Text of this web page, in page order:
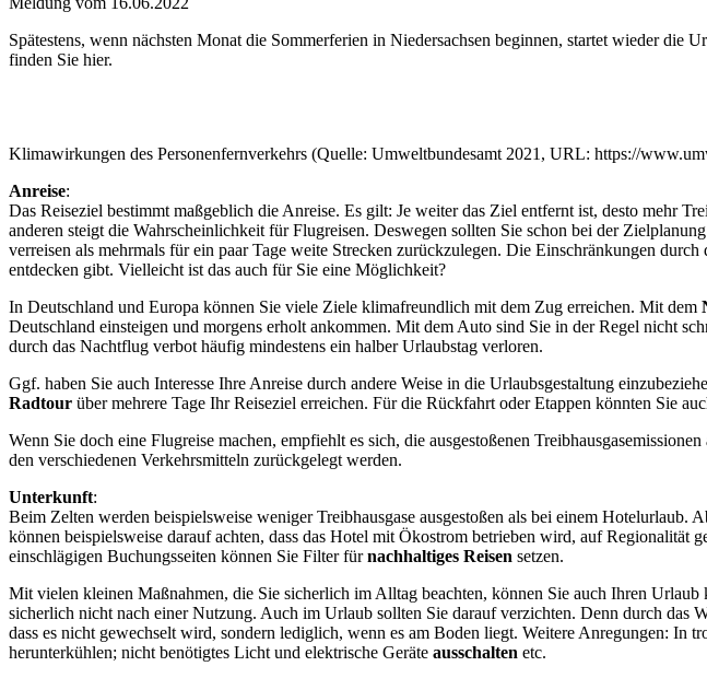
Spätestens, wenn nächsten Monat die Sommerferien in Niedersachsen beginnen, startet wieder
finden Sie hier.
Klimawirkungen des Personenfernverkehrs (Quelle: Umweltbundesamt 2021, URL: https://
Anreise:
Das Reiseziel bestimmt maßgeblich die Anreise. Es gilt: Je weiter das Ziel entfernt ist, desto mehr
anderen steigt die Wahrscheinlichkeit für Flugreisen. Deswegen sollten Sie schon bei der
verreisen als mehrmals für ein paar Tage weite Strecken zurückzulegen. Die Einschränkungen
entdecken gibt. Vielleicht ist das auch für Sie eine Möglichkeit?
In Deutschland und Europa können Sie viele Ziele klimafreundlich mit dem Zug erreichen. Mit dem
Deutschland einsteigen und morgens erholt ankommen. Mit dem Auto sind Sie in der Regel nicht
durch das Nachtflug verbot häufig mindestens ein halber Urlaubstag verloren.
Ggf. haben Sie auch Interesse Ihre Anreise durch andere Weise in die Urlaubsgestaltung
Radtour über mehrere Tage Ihr Reiseziel erreichen. Für die Rückfahrt oder Etappen könnten Sie
Wenn Sie doch eine Flugreise machen, empfiehlt es sich, die ausgestoßenen Treibhausgasemissionen
den verschiedenen Verkehrsmitteln zurückgelegt werden.
Unterkunft:
Beim Zelten werden beispielsweise weniger Treibhausgase ausgestoßen als bei einem
können beispielsweise darauf achten, dass das Hotel mit Ökostrom betrieben wird, auf
einschlägigen Buchungsseiten können Sie Filter fürnachhaltiges Reisen setzen.
Mit vielen kleinen Maßnahmen, die Sie sicherlich im Alltag beachten, können Sie auch Ihren
sicherlich nicht nach einer Nutzung. Auch im Urlaub sollten Sie darauf verzichten. Denn durch das
dass es nicht gewechselt wird, sondern lediglich, wenn es am Boden liegt. Weitere Anregungen: In
herunterkühlen; nicht benötigtes Licht und elektrische Geräte ausschalten etc.